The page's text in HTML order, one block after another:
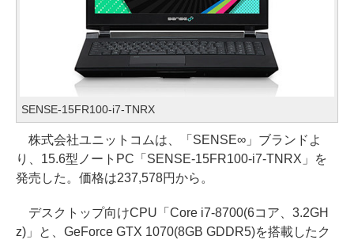
SENSE-15FR100-i7-TNRX
株式会社ユニットコムは、「SENSE∞」ブランドよ
り、15.6型ノートPC「SENSE-15FR100-i7-TNRX」を
発売した。価格は237,578円から。
デスクトップ向けCPU「Core i7-8700(6コア、3.2GH
z)」と、GeForce GTX 1070(8GB GDDR5)を搭載したク